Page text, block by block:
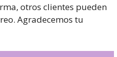
otros clientes pueden
Agradecemos tu